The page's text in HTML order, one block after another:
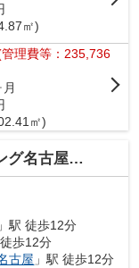
㎡)
理費等：235,736
㎡)
ン系おすすめ 】
」駅 徒歩12分
徒歩12分
古屋 」駅 徒歩12分